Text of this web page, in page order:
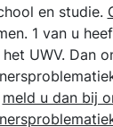
en studie.
1 van u
het UWV. Dan
meld u dan bij